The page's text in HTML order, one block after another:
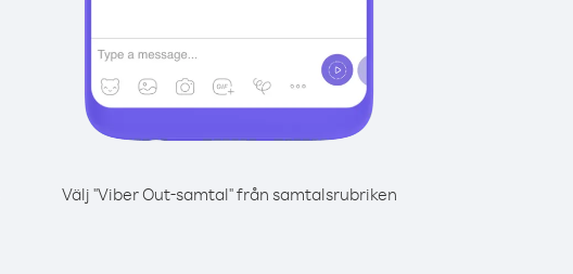
Välj "Viber Out-samtal" från samtalsrubriken